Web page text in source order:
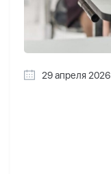
29 апреля 2026